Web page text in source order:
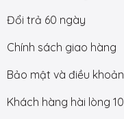
Đổi trả 60 ngày
Chính sách giao hàng
Bảo mật và điều
Khách hàng hài lòng